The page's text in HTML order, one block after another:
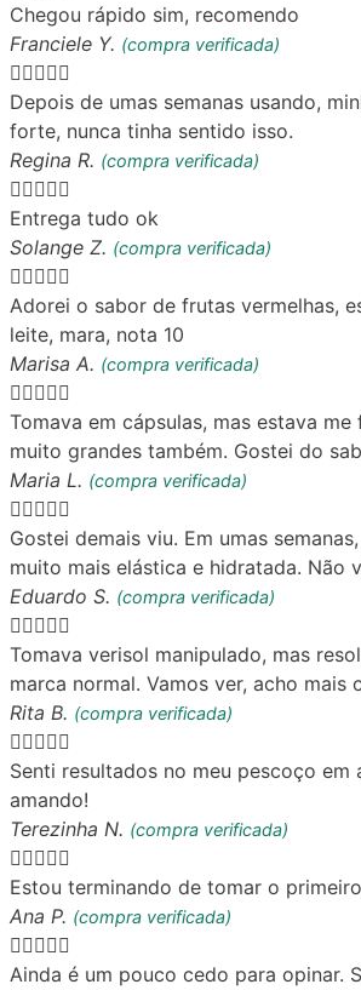
Chegou rápido sim, recomendo
Franciele Y. (compra verificada)

Depois de umas semanas usando,
forte, nunca tinha sentido isso.
Regina R. (compra verificada)

Entrega tudo ok
Solange Z. (compra verificada)

Adorei o sabor de frutas vermelhas,
leite, mara, nota 10
Marisa A. (compra verificada)

Tomava em cápsulas, mas estava me
muito grandes também. Gostei do
Maria L. (compra verificada)

Gostei demais viu. Em umas
muito mais elástica e hidratada. Não
Eduardo S. (compra verificada)

Tomava verisol manipulado, mas
marca normal. Vamos ver, acho mais
Rita B. (compra verificada)

Senti resultados no meu pescoço em
amando!
Terezinha N. (compra verificada)

Estou terminando de tomar o
Ana P. (compra verificada)

Ainda é um pouco cedo para opinar.